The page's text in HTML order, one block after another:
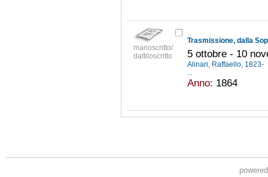
manoscritto/
dattiloscritto
5 ottobre - 10
Alinari, Raffaello, 1823-
...
Anno: 1864